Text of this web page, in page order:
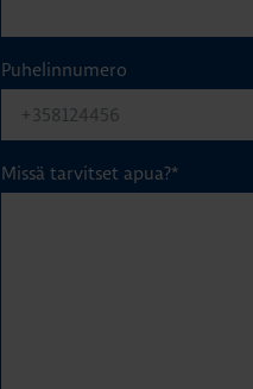
Puhelinnumero
Missä tarvitset apua?*